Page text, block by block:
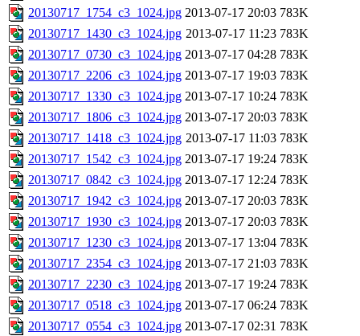
20130717_1754_c3_1024.jpg 2013-07-17 20:03 783K
20130717_1430_c3_1024.jpg 2013-07-17 11:23 783K
20130717_0730_c3_1024.jpg 2013-07-17 04:28 783K
20130717_2206_c3_1024.jpg 2013-07-17 19:03 783K
20130717_1330_c3_1024.jpg 2013-07-17 10:24 783K
20130717_1806_c3_1024.jpg 2013-07-17 20:03 783K
20130717_1418_c3_1024.jpg 2013-07-17 11:03 783K
20130717_1542_c3_1024.jpg 2013-07-17 19:24 783K
20130717_0842_c3_1024.jpg 2013-07-17 12:24 783K
20130717_1942_c3_1024.jpg 2013-07-17 20:03 783K
20130717_1930_c3_1024.jpg 2013-07-17 20:03 783K
20130717_1230_c3_1024.jpg 2013-07-17 13:04 783K
20130717_2354_c3_1024.jpg 2013-07-17 21:03 783K
20130717_2230_c3_1024.jpg 2013-07-17 19:24 783K
20130717_0518_c3_1024.jpg 2013-07-17 06:24 783K
20130717_0554_c3_1024.jpg 2013-07-17 02:31 783K